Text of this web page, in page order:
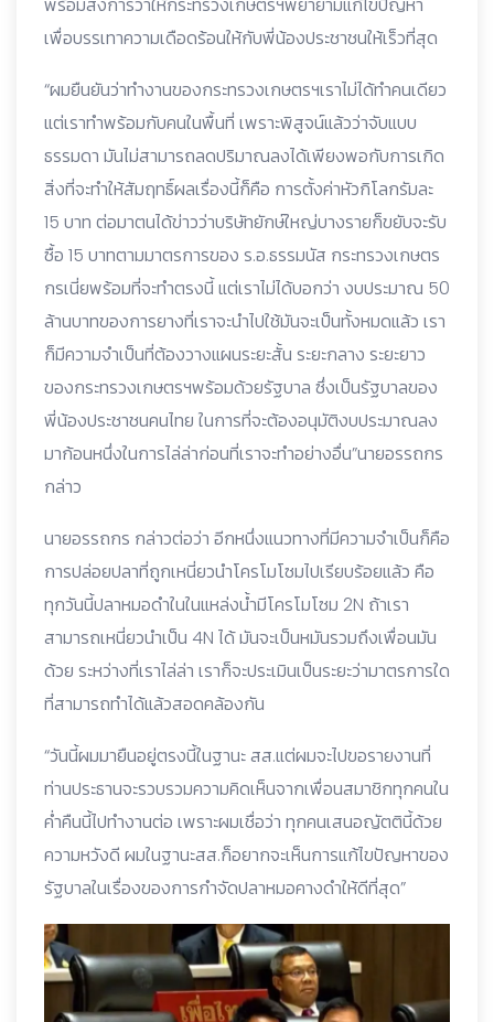
เพื่อบรรเทาความเดือดร้อนให้กับพี่น้องประชาชนให้เร็วที่สุด
“ผมยืนยันว่าทำงานของกระทรวงเกษตรฯเราไม่ได้ทำคนเดียว
แต่เราทำพร้อมกับคนในพื้นที่ เพราะพิสูจน์แล้วว่าจับแบบ
ธรรมดา มันไม่สามารถลดปริมาณลงได้เพียงพอกับการเกิด
สิ่งที่จะทำให้สัมฤทธิ์ผลเรื่องนี้ก็คือ การตั้งค่าหัวกิโลกรัมละ
15 บาท ต่อมาตนได้ข่าวว่าบริษัทยักษ์ใหญ่บางรายก็ขยับจะรับ
ซื้อ 15 บาทตามมาตรการของ ร.อ.ธรรมนัส กระทรวงเกษตร
กรเนี่ยพร้อมที่จะทำตรงนี้ แต่เราไม่ได้บอกว่า งบประมาณ 50
ล้านบาทของการยางที่เราจะนำไปใช้มันจะเป็นทั้งหมดแล้ว เรา
ก็มีความจำเป็นที่ต้องวางแผนระยะสั้น ระยะกลาง ระยะยาว
ของกระทรวงเกษตรฯพร้อมด้วยรัฐบาล ซึ่งเป็นรัฐบาลของ
พี่น้องประชาชนคนไทย ในการที่จะต้องอนุมัติงบประมาณลง
มาก้อนหนึ่งในการไล่ล่าก่อนที่เราจะทำอย่างอื่น”นายอรรถกร
กล่าว
นายอรรถกร กล่าวต่อว่า อีกหนึ่งแนวทางที่มีความจำเป็นก็คือ
การปล่อยปลาที่ถูกเหนี่ยวนำโครโมโซมไปเรียบร้อยแล้ว คือ
ทุกวันนี้ปลาหมอดำในในแหล่งน้ำมีโครโมโซม 2N ถ้าเรา
สามารถเหนี่ยวนำเป็น 4N ได้ มันจะเป็นหมันรวมถึงเพื่อนมัน
ด้วย ระหว่างที่เราไล่ล่า เราก็จะประเมินเป็นระยะว่ามาตรการใด
ที่สามารถทำได้แล้วสอดคล้องกัน
“วันนี้ผมมายืนอยู่ตรงนี้ในฐานะ สส.แต่ผมจะไปขอรายงานที่
ท่านประธานจะรวบรวมความคิดเห็นจากเพื่อนสมาชิกทุกคนใน
ค่ำคืนนี้ไปทำงานต่อ เพราะผมเชื่อว่า ทุกคนเสนอญัตตินี้ด้วย
ความหวังดี ผมในฐานะสส.ก็อยากจะเห็นการแก้ไขปัญหาของ
รัฐบาลในเรื่องของการกำจัดปลาหมอคางดำให้ดีที่สุด”